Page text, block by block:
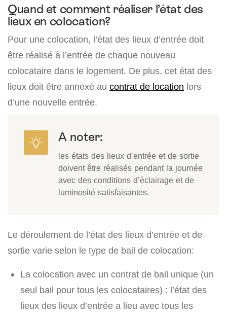
Quand et comment réaliser l’état des
lieux en colocation?
Pour une colocation, l’état des lieux d’entrée doit
être réalisé à l’entrée de chaque nouveau
colocataire dans le logement. De plus, cet état des
lieux doit être annexé au contrat de location lors
d’une nouvelle entrée.
A noter:
les états des lieux d’entrée et de sortie
doivent être réalisés pendant la journée
avec des conditions d’éclairage et de
luminosité satisfaisantes.
Le déroulement de l’état des lieux d’entrée et de
sortie varie selon le type de bail de colocation:
La colocation avec un contrat de bail unique (un
seul bail pour tous les colocataires) : l’état des
lieux des lieux d’entrée a lieu avec tous les